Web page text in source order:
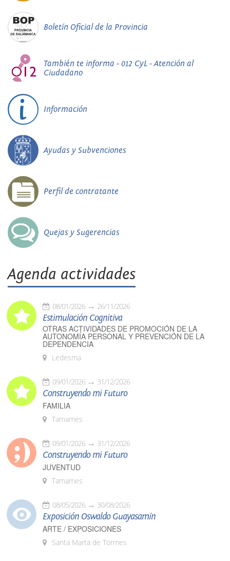
Boletín Oficial de la Provincia
También te informa - 012 CyL - Atención al
Ciudadano
Información
Ayudas y Subvenciones
Perfil de contratante
Quejas y Sugerencias
Agenda actividades
08/01/2026 26/11/2026
Estimulación Cognitiva
OTRAS ACTIVIDADES DE PROMOCIÓN DE LA
AUTONOMÍA PERSONAL Y PREVENCIÓN DE LA
DEPENDENCIA
Ledesma
09/01/2026 31/12/2026
Construyendo mi Futuro
FAMILIA
Tamames
09/01/2026 31/12/2026
Construyendo mi Futuro
JUVENTUD
Tamames
08/05/2026 30/08/2026
Exposición Oswaldo Guayasamín
ARTE / EXPOSICIONES
Santa Marta de Tormes